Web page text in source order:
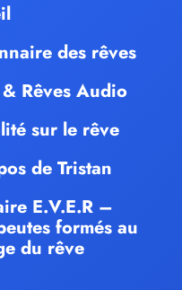
des rêves
Rêves Audio
sur le rêve
de Tristan
E.V.E.R –
formés au
du rêve